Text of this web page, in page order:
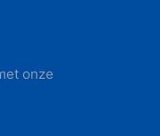
onze